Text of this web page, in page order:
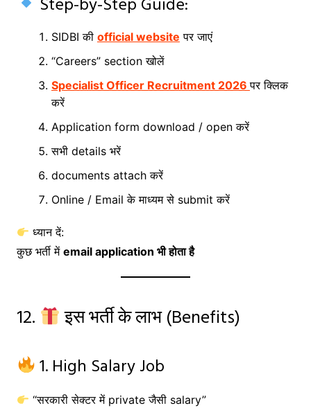
SIDBI की official website पर जाएं
“Careers” section खोलें
Specialist Officer Recruitment 2026पर क्लिक
करें
Application form download / open करें
सभी details भरें
documents attach करें
Online / Email के माध्यम से submit करें
ध्यान दें:
कुछ भर्ती में email application भी होता है
12. इस भर्ती के लाभ (Benefits)
1. High Salary Job
“सरकारी सेक्टर में private जैसी salary”